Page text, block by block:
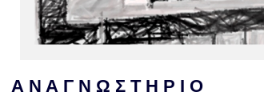
Α Ν Α Γ Ν Ω Σ Τ Η Ρ Ι Ο